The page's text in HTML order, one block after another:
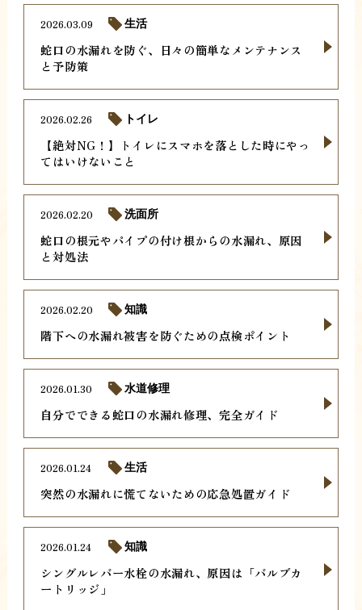
蛇口の水漏れを防ぐ、日々の簡単なメンテナンス
と予防策
2026.03.09 生活
【絶対NG！】トイレにスマホを落とした時にやっ
てはいけないこと
2026.02.26 トイレ
蛇口の根元やパイプの付け根からの水漏れ、原因
と対処法
2026.02.20 洗面所
階下への水漏れ被害を防ぐための点検ポイント
2026.02.20 知識
自分でできる蛇口の水漏れ修理、完全ガイド
2026.01.30 水道修理
突然の水漏れに慌てないための応急処置ガイド
2026.01.24 生活
シングルレバー水栓の水漏れ、原因は「バルブカ
ートリッジ」
2026.01.24 知識